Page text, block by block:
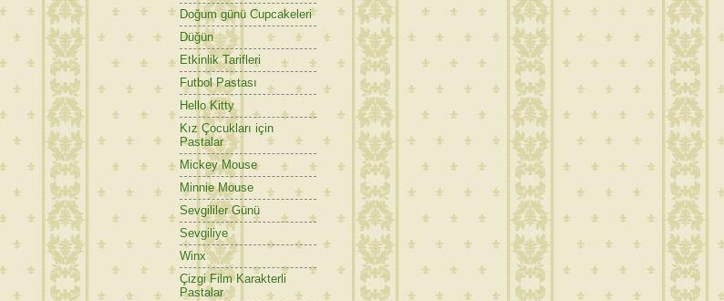
Doğum günü Cupcakeleri
Düğün
Etkinlik Tarifleri
Futbol Pastası
Hello Kitty
Kız Çocukları için
Pastalar
Mickey Mouse
Minnie Mouse
Sevgililer Günü
Sevgiliye
Winx
Çizgi Film Karakterli
Pastalar